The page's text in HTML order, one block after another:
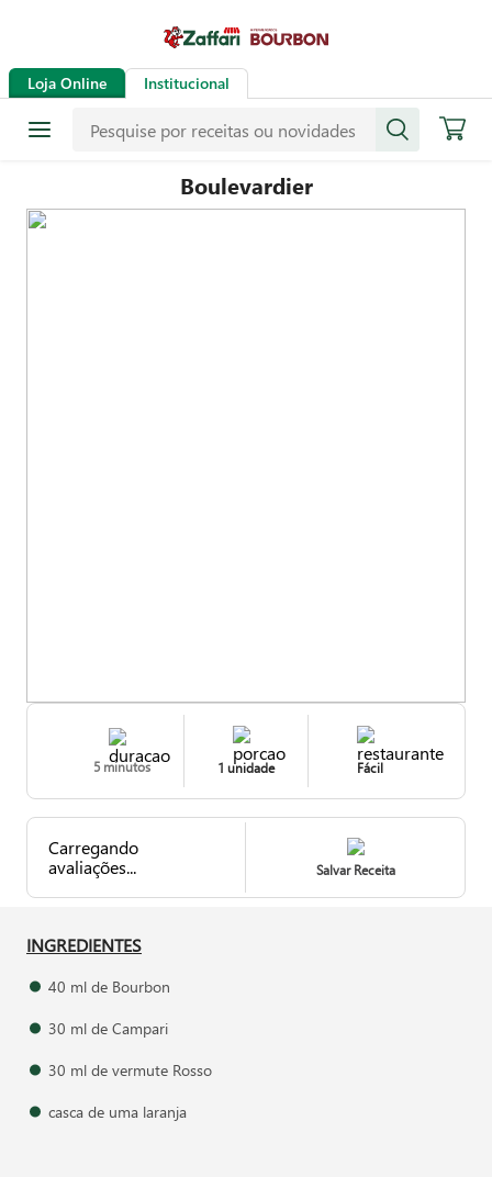
Loja Online Institucional
Boulevardier
5 minutos 1 unidade Fácil
Carregando
avaliações...
Salvar Receita
INGREDIENTES
40 ml de Bourbon
30 ml de Campari
30 ml de vermute Rosso
casca de uma laranja